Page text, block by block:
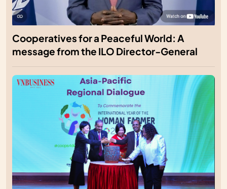
Cooperatives for a Peaceful World: A
message from the ILO Director-General